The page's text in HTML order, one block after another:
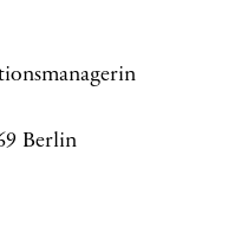
Berlin